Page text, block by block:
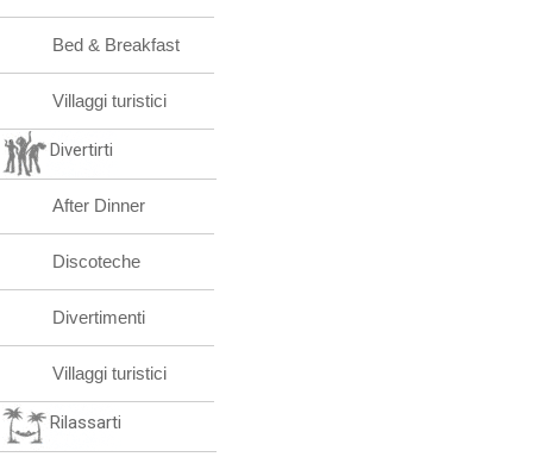
Bed & Breakfast
Villaggi turistici
Divertirti
After Dinner
Discoteche
Divertimenti
Villaggi turistici
Rilassarti